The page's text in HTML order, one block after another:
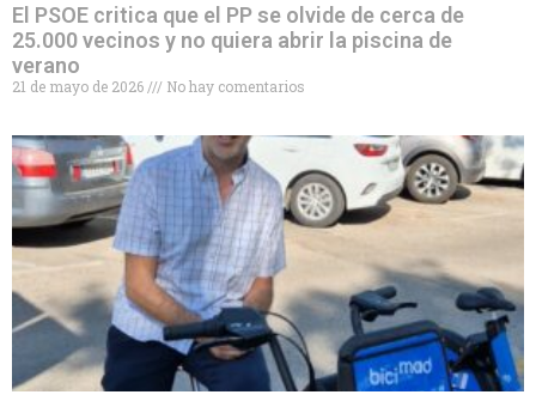
El PSOE critica que el PP se olvide de cerca de
25.000 vecinos y no quiera abrir la piscina de
verano
21 de mayo de 2026 No hay comentarios